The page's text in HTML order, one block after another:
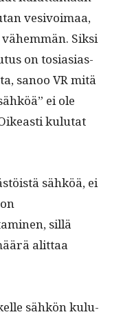
vesivoimaa,
Sik­si
on tosi­asi­as­
sanoo VR mitä
ei ole
kulu­tat
sähköä, ei
sil­lä
alit­taa
sähkön kulu­